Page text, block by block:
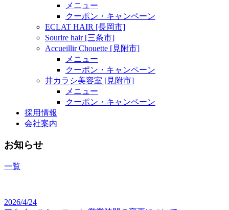
メニュー
クーポン・キャンペーン
ECLAT HAIR [長岡市]
Sourire hair [三条市]
Accueillir Chouette [見附市]
メニュー
クーポン・キャンペーン
井カラシ美容室 [見附市]
メニュー
クーポン・キャンペーン
採用情報
会社案内
お知らせ
一覧
2026/4/24